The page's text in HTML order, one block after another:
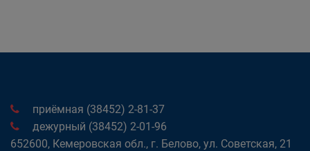
приёмная (38452) 2-81-37
дежурный (38452) 2-01-96
652600, Кемеровская обл., г. Белово, ул. Советская, 21